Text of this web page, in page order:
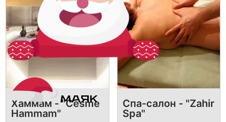
Хаммам - "Cesme
Hammam"
Спа-салон - "Zahir
Spa"